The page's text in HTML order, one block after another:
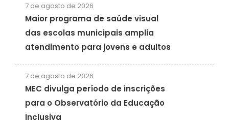
7 de agosto de 2026
Maior programa de saúde visual
das escolas municipais amplia
atendimento para jovens e adultos
7 de agosto de 2026
MEC divulga período de inscrições
para o Observatório da Educação
Inclusiva